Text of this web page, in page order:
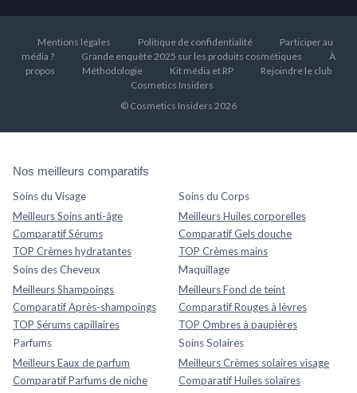
Mentions légales Politique de confidentialité
Participer au
média ?
Grande enquête 2025 sur les produits cosmétiques
À
propos
Méthodologie Kit média et RP
Rejoindre le club
Cosmetics Insiders
© Cosmetics Insiders 2026
Nos meilleurs comparatifs
Soins du Visage
Meilleurs Soins anti-âge
Comparatif Sérums
TOP Crèmes hydratantes
Soins du Corps
Meilleurs Huiles corporelles
Comparatif Gels douche
TOP Crèmes mains
Soins des Cheveux
Meilleurs Shampoings
Comparatif Après-shampoings
TOP Sérums capillaires
Maquillage
Meilleurs Fond de teint
Comparatif Rouges à lèvres
TOP Ombres à paupières
Parfums
Meilleurs Eaux de parfum
Comparatif Parfums de niche
Soins Solaires
Meilleurs Crèmes solaires visage
Comparatif Huiles solaires